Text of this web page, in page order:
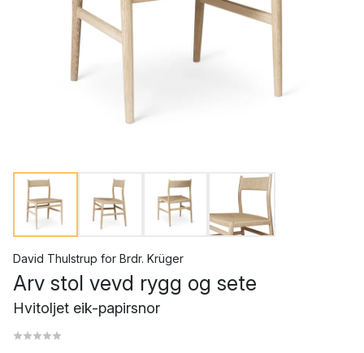
David Thulstrup for Brdr. Krüger
Arv stol vevd rygg og sete
Hvitoljet eik-papirsnor